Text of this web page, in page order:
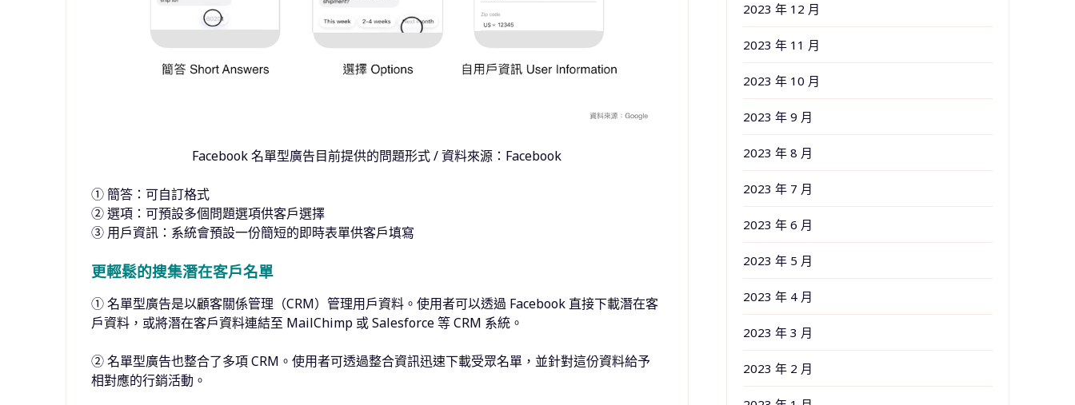
Facebook 名單型廣告目前提供的問題形式 / 資料來源：Facebook
①簡答 ：可自訂格式
②選項：可預設多個問題選項供客戶選擇
③ 用戶資訊：系統會預設一份簡短的即時表單供客戶填寫
更輕鬆的搜集潛在客戶名單
①名單型廣告是以顧客關係管理（CRM）管理用戶資料。使用者可以透過 Facebook 直接下載潛在客
戶資料，或將潛在客戶資料連結至 MailChimp 或Salesforce等CRM 系統。
②名單型廣告也整合了多項CRM 。使用者可透過整合資訊迅速下載受眾名單，並針對這份資料給予
相對應的行銷活動。
2023 年 12 月
2023 年 11 月
2023 年 10 月
2023 年 9 月
2023 年 8 月
2023 年 7 月
2023 年 6 月
2023 年 5 月
2023 年 4 月
2023 年 3 月
2023 年 2 月